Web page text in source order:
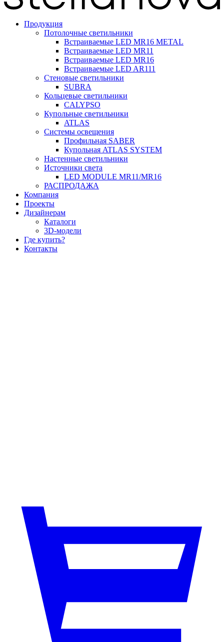
Продукция
Потолочные светильники
Встраиваемые LED MR16 METAL
Встраиваемые LED MR11
Встраиваемые LED MR16
Встраиваемые LED AR111
Стеновые светильники
SUBRA
Кольцевые светильники
CALYPSO
Купольные светильники
ATLAS
Системы освещения
Профильная SABER
Купольная ATLAS SYSTEM
Настенные светильники
Источники света
LED MODULE MR11/MR16
РАСПРОДАЖА
Компания
Проекты
Дизайнерам
Каталоги
3D-модели
Где купить?
Контакты